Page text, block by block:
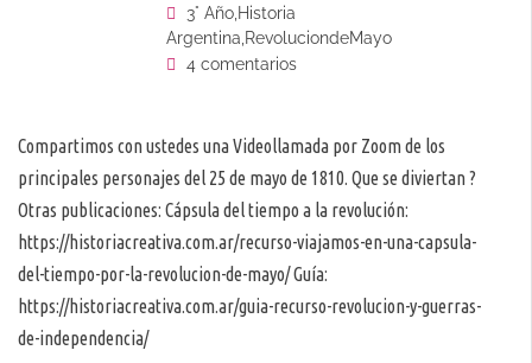
3° Año,Historia
Argentina,RevoluciondeMayo
4 comentarios
Compartimos con ustedes una Videollamada por Zoom de los
principales personajes del 25 de mayo de 1810. Que se diviertan ?
Otras publicaciones: Cápsula del tiempo a la revolución:
https://historiacreativa.com.ar/recurso-viajamos-en-una-capsula-
del-tiempo-por-la-revolucion-de-mayo/ Guía:
https://historiacreativa.com.ar/guia-recurso-revolucion-y-guerras-
de-independencia/